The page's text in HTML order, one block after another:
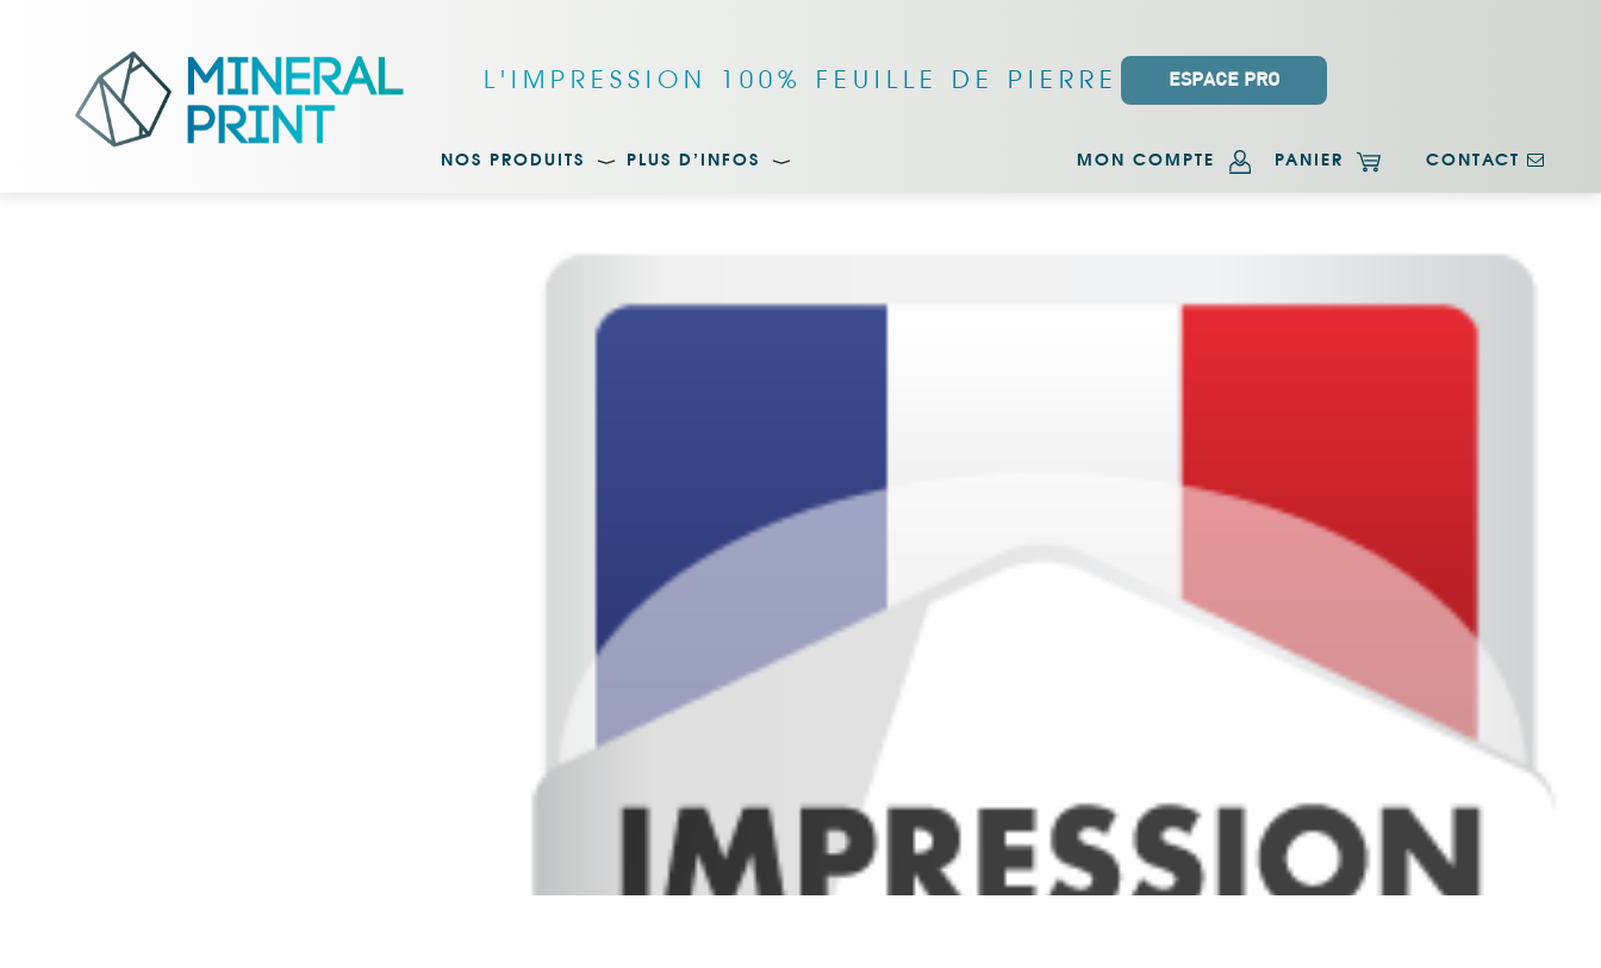
L'IMPRESSION 100% FEUILLE DE PIERRE ESPACE PRO
NOS PRODUITS PLUS D’INFOS MON COMPTE PANIER CONTACT